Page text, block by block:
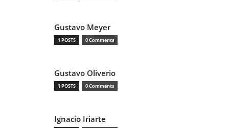
Gustavo Meyer
1 POSTS 0 Comments
Gustavo Oliverio
1 POSTS 0 Comments
Ignacio Iriarte